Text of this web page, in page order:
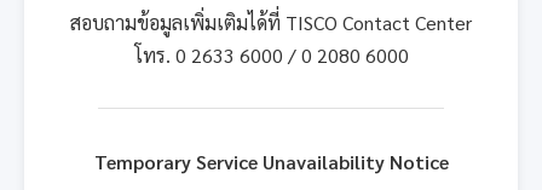
สอบถามข้อมูลเพิ่มเติมได้ที่ TISCO Contact Center
โทร. 0 2633 6000 / 0 2080 6000
Temporary Service Unavailability Notice